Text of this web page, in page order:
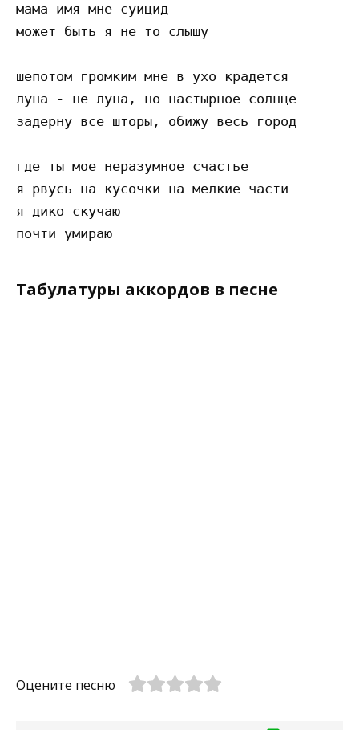
мама имя мне суицид
может быть я не то слышу
шепотом громким мне в ухо крадется
луна - не луна, но настырное солнце
задерну все шторы, обижу весь город
где ты мое неразумное счастье
я рвусь на кусочки на мелкие части
я дико скучаю
Табулатуры аккордов в песне
Оцените песню